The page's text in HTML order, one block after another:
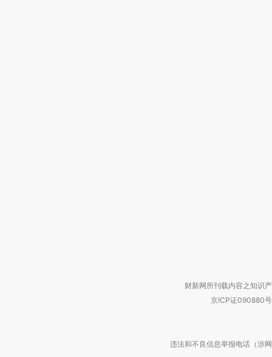
财新网所刊载内容之知识
京ICP证090880号
违法和不良信息举报电话（涉